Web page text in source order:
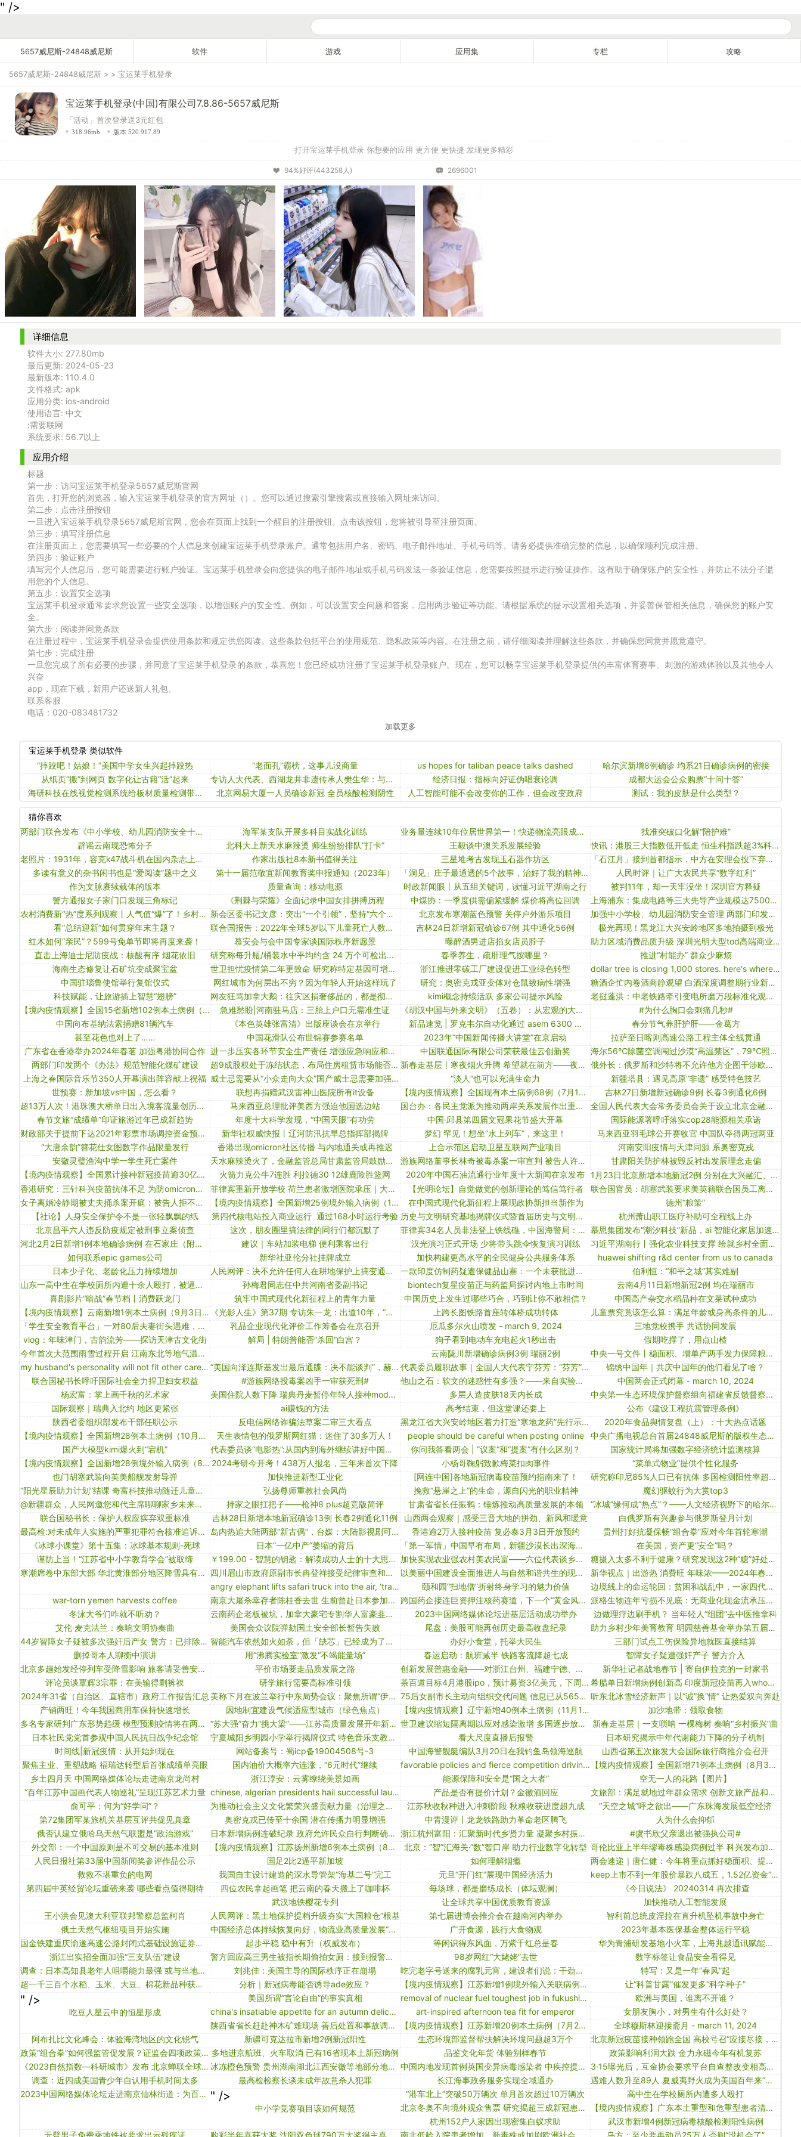
" />
5657威尼斯-24848威尼斯 软件 游戏 应用集 专栏 攻略
5657威尼斯-24848威尼斯 > > 宝运莱手机登录
宝运莱手机登录(中国)有限公司7.8.86-5657威尼斯
「活动」首次登录送3元红包
318.96mb 版本 520.917.89
打开宝运莱手机登录 你想要的应用 更方便 更快捷 发现更多精彩
94%好评(443258人) 2696001
详细信息
软件大小: 277.80mb
最后更新: 2024-05-23
最新版本: 110.4.0
文件格式: apk
应用分类: ios-android
使用语言: 中文
:需要联网
系统要求: 56.7以上
应用介绍
标题
第一步：访问宝运莱手机登录5657威尼斯官网
首先，打开您的浏览器，输入宝运莱手机登录的官方网址（）。您可以通过搜索引擎搜索或直接输入网址来访问。
第二步：点击注册按钮
一旦进入宝运莱手机登录5657威尼斯官网，您会在页面上找到一个醒目的注册按钮。点击该按钮，您将被引导至注册页面。
第三步：填写注册信息
在注册页面上，您需要填写一些必要的个人信息来创建宝运莱手机登录账户。通常包括用户名、密码、电子邮件地址、手机号码等。请务必提供准确完整的信息，以确保顺利完成注册。
第四步：验证账户
填写完个人信息后，您可能需要进行账户验证。宝运莱手机登录会向您提供的电子邮件地址或手机号码发送一条验证信息，您需要按照提示进行验证操作。这有助于确保账户的安全性，并防止不法分子滥
用您的个人信息。
第五步：设置安全选项
宝运莱手机登录通常要求您设置一些安全选项，以增强账户的安全性。例如，可以设置安全问题和答案，启用两步验证等功能。请根据系统的提示设置相关选项，并妥善保管相关信息，确保您的账户安
全。
第六步：阅读并同意条款
在注册过程中，宝运莱手机登录会提供使用条款和规定供您阅读。这些条款包括平台的使用规范、隐私政策等内容。在注册之前，请仔细阅读并理解这些条款，并确保您同意并愿意遵守。
第七步：完成注册
一旦您完成了所有必要的步骤，并同意了宝运莱手机登录的条款，恭喜您！您已经成功注册了宝运莱手机登录账户。现在，您可以畅享宝运莱手机登录提供的丰富体育赛事、刺激的游戏体验以及其他令人
兴奋
app，现在下载，新用户还送新人礼包。
联系客服
电话：020-083481732
加载更多
宝运莱手机登录 类似软件
“摔跤吧！姑娘！”美国中学女生兴起摔跤热
“老面孔”霸榜，这事儿没商量 us hopes for taliban peace talks dashed
哈尔滨新增8例确诊 均系21日确诊病例的密接
从纸页“搬”到网页 数字化让古籍“活”起来
专访人大代表、西湖龙井非遗传承人樊生华：与新茶饮合作，守正创新要靠年轻人 经济日报：指标向好证伪唱衰论调
成都大运会公众购票“十问十答”
海研科技在线视觉检测系统给板材质量检测带...
北京网易大厦一人员确诊新冠 全员核酸检测阴性 人工智能可能不会改变你的工作，但会改变政府 测试：我的皮肤是什么类型？
猜你喜欢
两部门联合发布《中小学校、幼儿园消防安全十项规定》
海军某支队开展多科目实战化训练 业务量连续10年位居世界第一！快递物流亮眼成绩单速览
找准突破口化解“陪护难”
辟谣云南现恐怖分子
北科大上新天水麻辣烫 师生纷纷排队“打卡” 王毅谈中澳关系发展经验
快讯：港股三大指数低开低走 恒生科指跌超3%科网股、汽车股领跌大市
老照片：1931年，容克k47战斗机在国内杂志上做的广告
作家出版社8本新书值得关注 三星堆考古发现玉石器作坊区
「石江月」接到首都指示，中方在安理会投下弃权票，俄罗斯的提案，没能通过
多读有意义的杂书闲书也是“爱阅读”题中之义
第十一届范敬宜新闻教育奖申报通知（2023年） 「洞见」庄子最通透的5个故事，治好了我的精神内耗
人民时评｜让广大农民共享“数字红利”
作为文脉赓续载体的版本
质量查询：移动电源 时政新闻眼丨从五组关键词，读懂习近平湖南之行
被判11年，却一天牢没坐！深圳官方释疑
警方通报女子家门口发现三角标记
《荆棘与荣耀》全面记录中国女排拼搏历程 中煤协：一季度供需偏紧缓解 煤价将高位回调
上海浦东：集成电路等三大先导产业规模达7500亿元
农村消费新“热”度系列观察丨人气值“爆”了！乡村花卉消费引热潮
新会区委书记文彦：突出“一个引领”，坚持“六个狠抓” 北京发布寒潮蓝色预警 关停户外游乐项目
加强中小学校、幼儿园消防安全管理 两部门印发十项规定
看“总结迎新”如何贯穿年末主题？
联合国报告：2022年全球5岁以下儿童死亡人数降至新低 吉林24日新增新冠确诊67例 其中通化56例
极光再现！黑龙江大兴安岭地区多地拍摄到极光
红木如何“亲民”？599号免单节即将再度来袭！
慕安会与会中国专家谈国际秩序新愿景 曝醉酒男进店掐女店员脖子
助力区域消费品质升级 深圳光明大型tod高端商业综合体开业
直击上海迪士尼防疫战：核酸有序 烟花依旧
研究称每升瓶/桶装水中平均约含 24 万个可检出的塑料微粒，「微塑料」有哪些风险和危害？如何健康饮水？ 春季养生，疏肝理气按哪里？
推进“村能办” 群众少麻烦
海南生态修复让石矿坑变成聚宝盆
世卫担忧疫情第二年更致命 研究称特定基因可增感染风险｜大流行手记（5月15日） 浙江推进零碳工厂建设促进工业绿色转型
dollar tree is closing 1,000 stores. here's where they are located.
中国驻瑙鲁使馆举行复馆仪式
网红城市为何层出不穷？因为年轻人开始这样玩了 研究：奥密克戎亚变体对仓鼠致病性增强
糖酒企忙内卷酒商静观望 白酒深度调整期行业新平衡初现
科技赋能，让旅游插上智慧“翅膀”
网友狂骂加拿大鹅：往灾区捐奢侈品的，都是彻头彻尾的大傻x！ kimi概念持续活跃 多家公司提示风险
老挝蓬洪：中老铁路牵引变电所磨万段标准化观摩会举行
【境内疫情观察】全国15省新增102例本土病例（3月4日）
急难愁盼|河南驻马店：三胎上户口无需准生证 《胡汉中国与外来文明》（五卷）：从宏观的大写意到严谨的工笔画
#为什么胸口会刺痛几秒#
中国向布基纳法索捐赠81辆汽车
《本色英雄张富清》出版座谈会在京举行 新品速览 | 罗克韦尔自动化通过 asem 6300 ...
春分节气养肝护肝——金葛方
甚至花色也对上了……
中国花滑队公布世锦赛参赛名单 2023年“中国新闻传播大讲堂”在京启动
拉萨至日喀则高速公路工程主体全线贯通
广东省在香港举办2024年春茗 加强粤港协同合作
进一步压实各环节安全生产责任 增强应急响应和救援能力 坚决防范遏制重特大事故 中国联通国际有限公司荣获最佳云创新奖
海尔56℃除菌空调闯过沙漠“高温禁区”，79℃照样用！
两部门印发两个《办法》规范智能化煤矿建设
超9成股权处于冻结状态，布局住房租赁市场能否帮万达商管度过危机？ 新春走基层丨寒夜烟火升腾 希望就在前方——夜访新疆乌什7.1级地震安置点
俄外长：俄罗斯和沙特将不允许他方企图干涉欧佩克 的运行
上海之春国际音乐节350人开幕演出阵容献上祝福
威士忌需要从“小众走向大众”国产威士忌需要加强“本土化” “淡人”也可以充满生命力
新疆塔县：遇见高原“非遗” 感受特色技艺
世预赛：新加坡vs中国，怎么看？
联想再捐赠武汉雷神山医院所有it设备 【境内疫情观察】全国现有本土病例68例（7月14日）
吉林27日新增新冠确诊9例 长春3例通化6例
超13万人次！港珠澳大桥单日出入境客流量创历史新高
马来西亚总理批评美西方强迫他国选边站 国台办：各民主党派为推动两岸关系发展作出重要贡献
全国人民代表大会常务委员会关于设立北京金融法院的决定
春节文旅“成绩单”印证旅游过年已成新趋势
年度十大科学发现，“中国天眼”有功劳 中国·邱县第四届文冠果花节盛大开幕
国际能源署呼吁落实cop28能源相关承诺
财政部关于提前下达2021年彩票市场调控资金预算的通知
新华社权威快报丨辽河防汛抗旱总指挥部揭牌 梦幻 罕见！想坐“水上列车”，来这里！
马来西亚羽毛球公开赛收官 中国队夺得两冠两亚
“大唐余韵”簪花仕女图数字作品限量发行
香港出现omicron社区传播 与内地通关或再推迟 上合示范区启动卫星互联网产业项目
河南安阳疫情与天津同源 系奥密克戎
安徽灵璧渔沟中学一学生死亡案件
天水麻辣烫火了，金融监管总局甘肃监管局鼓励险企推出「麻辣保」，文旅热潮中金融能如何作为？需要注意什么？ 游族网络董事长林奇被毒杀案一审宣判 被告人许垚被判处死刑
甘肃阳关防护林被毁反衬出发展理念走偏
【境内疫情观察】全国累计接种新冠疫苗逾30亿剂次（1月31日）
火箭力克公牛7连胜 利拉德30 12雄鹿险胜篮网 2020年中国石油流通行业年度十大新闻在京发布
1月23日北京新增本地新冠2例 分别在大兴融汇、云立方社区
香港研究：三针科兴疫苗抗体不足 为防omicron建议混打
菲律宾重新开放学校 荷兰患者激增医院承压｜大流行手记（11月15日） 【光明论坛】自觉做党的创新理论的笃信笃行者
联合国官员：胡塞武装要求美英籍联合国员工离开其控制地区
女子离婚冷静期被丈夫捅杀案开庭：被告人拒不认罪，被公诉人反问
【境内疫情观察】全国新增25例境外输入病例（10月10日） 在中国式现代化新征程上展现政协新担当新作为
德州“粮策”
【社论】人身安全保护令不是一张轻飘飘的纸
第四代核电站投入商业运行 通过168小时运行考验 历史与文明研究基地揭牌仪式暨首届历史与文明论坛在香港大学举行
杭州萧山职工医疗补助可全程线上办
北京昌平六人违反防疫规定被刑事立案侦查
这次，朋友圈里搞法律的同行们都沉默了 菲律宾34名人员非法登上铁线礁，中国海警局：查证处置
慕思集团发布“潮汐科技”新品，ai 智能化家居加速革新
河北2月2日新增1例本地确诊病例 在石家庄（附轨迹）
建议｜车站加装电梯 便利乘客出行 汉光演习正式开场 少将带头跳伞恢复演习训练
习近平湖南行丨强化农业科技支撑 绘就乡村全面振兴新画卷——走进常德市鼎城区谢家铺镇港中坪村
如何联系epic games公司
新华社亚伦分社挂牌成立 加快构建更高水平的全民健身公共服务体系
huawei shifting r&d center from us to canada
日本少子化、老龄化压力持续增加
人民网评：决不允许任何人在耕地保护上搞变通、做手脚 一款印度仿制药疑遭保健品山寨：一个未获批进口，一个涉嫌虚假宣传
伯利恒：“和平之城”其实难副
山东一高中生在学校厕所内遭十余人殴打，被逼下跪、喝尿？家长：警方仅确定了3名打人者
孙梅君同志任中共河南省委副书记 biontech复星疫苗正与药监局探讨内地上市时间
云南4月11日新增新冠2例 均在瑞丽市
喜剧影片“暗战”春节档丨消费跃龙门
筑牢中国式现代化新征程上的青年力量 中国历史上发生过哪些巧合，巧到让你不敢相信？
中国高产杂交水稻品种在文莱试种成功
【境内疫情观察】云南新增1例本土病例（9月3日）
《光影人生》第37期 专访朱一龙：出道10年，“好演员”是这样炼成的 上跨长图铁路首座转体桥成功转体
儿童票究竟该怎么算：满足年龄或身高条件的儿童，均可享受优待
「学生安全教育平台」一对80后夫妻街头遇难，女孩痛失双亲！近期送娃上下学 尤其要小心这个隐形“杀手”
乳品企业现代化评价工作筹备会在京召开 厄瓜多尔火山喷发 - march 9, 2024
三地党校携手 共话协同发展
vlog：年味津门，古韵流芳——探访天津古文化街
解局 | 特朗普能否“杀回”白宫？ 狗子看到电动车充电起火1秒出击
假期吃撑了，用点山楂
今年首次大范围雨雪过程开启 江南东北等地气温波动频繁
云南陇川新增确诊病例3例 瑞丽2例
中央一号文件丨稳面积、增单产两手发力保障粮食生产
my husband's personality will not fit other careers
“美国向泽连斯基发出最后通牒：决不能谈判”，赫什又爆料 代表委员履职故事｜全国人大代表宁芬芳：“芬芳”在泥土中生长
锦绣中国年｜共庆中国年的他们看见了啥？
联合国秘书长呼吁国际社会全力捍卫妇女权益
#游族网络投毒案凶手一审获死刑# 他山之石：软文的迷惑性有多强？——来自实验的证据
中国两会正式闭幕 - march 10, 2024
杨宏富：掌上画千秋的艺术家
美国住院人数下降 瑞典丹麦暂停年轻人接种moderna疫苗｜大流行手记（10月6日） 多层人造皮肤18天内长成
中央第一生态环境保护督察组向福建省反馈督察情况
国际观察｜瑞典入北约 地区更紧张
ai赚钱的方法 高考结束，但这堂课还要上
公布《建设工程抗震管理条例》
陕西省委组织部发布干部任职公示
反电信网络诈骗法草案二审三大看点 黑龙江省大兴安岭地区着力打造“寒地龙药”先行示范区
2020年食品舆情复盘（上）：十大热点话题
【境内疫情观察】全国新增28例本土病例（10月21日）
天生表情包的俄罗斯网红猫：迷住了30多万人！ people should be careful when posting online
中央广播电视总台首届24848威尼斯的版权生态合作大会在上海举行
国产大模型kimi爆火到“宕机”
代表委员谈“电影热”:从国内到海外继续讲好中国故事 你问我答看两会 | “议案”和“提案”有什么区别？
国家统计局将加强数字经济统计监测核算
【境内疫情观察】全国新增28例境外输入病例（8月21日） 2024考研今开考！438万人报名，三年来首次下降 小杨哥鞠躬致歉梅菜扣肉事件
“菜单式物业”提供个性化服务
也门胡塞武装向英美船舰发射导弹
加快推进新型工业化 [网连中国]各地新冠病毒疫苗预约指南来了！
研究称印尼85%人口已有抗体 多国检测阳性率超20%｜大流行手记（1月6日）
“阳光星辰助力计划”结课 奇富科技推动随迁儿童科技教育普及
弘扬尊师重教社会风尚 挽救“悬崖之上”的生命，源自闪光的职业精神
魔幻驱蚊行为大赏top3
@新疆群众，人民网邀您和代主席聊聊家乡未来咋发展
持家之眼扛把子——枪神8 plus超竞版简评 甘肃省省长任振鹤：锤炼推动高质量发展的本领
“冰城”缘何成“热点”？——人文经济视野下的哈尔滨观察
联合国秘书长：保护人权应摈弃双重标准
吉林28日新增本地新冠确诊13例 长春2例通化11例 山西两会观察｜感受三晋大地的拼劲、新风和暖意
白俄罗斯有兴趣参与俄罗斯登月计划
最高检:对未成年人实施的严重犯罪符合核准追诉条件的要依法追究刑责
岛内热追大陆两部“新古偶”，台媒：大陆影视剧可激发民众同根互依的深层情感 香港逾2万人接种疫苗 复必泰3月3日开放预约
贵州打好抗凝保畅“组合拳”应对今年首轮寒潮
《冰球小课堂》第十五集：冰球基本规则-死球
日本“一亿中产”萎缩的背后 「第一军情」中国早有布局，新疆沙漠长出深海大虾，骚操作让日本猝不及防
在美国，资产更“安全”吗？
谨防上当！“江苏省中小学教育学会”被取缔
￥199.00 - 智慧的钥匙：解读成功人士的十大思维方式 加快实现农业强农村美农民富——六位代表谈乡村振兴“新鲜事”
糖摄入太多不利于健康？研究发现这2种“糖”好处多多
寒潮席卷中东部大部 华北黄淮部分地区降雪具有极端性
四川眉山市政府原副市长冉登祥接受纪律审查和监察调查 以美丽中国建设全面推进人与自然和谐共生的现代化
新华视点｜出游热 消费旺 年味浓——2024年春节假期盘点
angry elephant lifts safari truck into the air, ‘traumatizes’ tourists
颐和园“扫地僧”折射终身学习的魅力价值
边境线上的命运轮回：贫困和战乱中，一家四代沉浮六十年
war-torn yemen harvests coffee
南京大屠杀幸存者陈桂香去世 生前曾赴日本参加证言集会 跨国药企接连巨资押注核药赛道，下一个“黄金风口”乘势而起？
派格生物连年亏损不见底：无商业化现金流承压，押注减肥赛道劲敌如云
冬泳大爷们咋就不听劝？
云南药企老板被坑，加拿大豪宅专割华人富豪韭菜？ 2023中国网络媒体论坛进基层活动成功举办
边做理疗边刷手机？ 当年轻人“组团”去中医推拿科
艾伦·麦克法兰：奏响文明协奏曲
美国会众议院弹劾国土安全部长暂告失败 尾盘：美股可能再创历史最高收盘纪录
助力乡村少年美育教育 明园慈善基金举办第五届竖笛夏令营
44岁智障女子疑被多次强奸后产女 警方：已排除200多嫌疑人 非近亲作案
智能汽车依然如火如荼，但「缺芯」已经成为了过去时。短短 3 年时间，到底发生了什么？ 办好小食堂，托举大民生
三部门试点工伤保险异地就医直接结算
删掉哥本人聊衡中演讲
用“沸腾实验室”激发“不竭能量场” 春运启动：航班减半 铁路客流降超七成
智障女子疑遭强奸产子 警方介入
北京多趟始发经停列车受降雪影响 旅客请妥善安排出行
平价市场要走品质发展之路 创新发展普惠金融——对浙江台州、福建宁德、四川成都三地普惠金融改革试验区的调研
新华社记者战地春节 | 寄自伊拉克的一封家书
评论员谈覃辉3宗罪：在美输得剩裤衩
研学旅行需要高标准引领 茶百道目标4月港股ipo，预计募资3亿美元，下周将启动pdie
希腊单日新增病例创新高 印度新冠疫苗再入who紧急使用清单｜大流行手记（11月3日）
2024年31省（自治区、直辖市）政府工作报告汇总
美称下月在波兰举行中东局势会议：聚焦所谓“伊朗问题” 伊外长痛批 75后女副市长主动向组织交代问题 信息已从5657威尼斯官网上撤掉 听东北冰雪经济新声｜以“诚”换“情” 让热爱双向奔赴
产销两旺！今年我国商用车保持快速增长
因地制宜建设气候适应型城市（绿色焦点） 【境内疫情观察】辽宁新增40例本土病例（11月12日）
加沙地带：领取食物
多名专家研判广东形势趋缓 模型预测疫情将在两周内结束
“苏大强”奋力“挑大梁”——江苏高质量发展开年新观察 世卫建议缩短隔离期以应对感染激增 多国逐步放松限制｜大流行手记（2月17日）
新春走基层｜一支唢呐 一棵梅树 奏响“乡村振兴”曲
日本社民党党首参观中国人民抗日战争纪念馆
宁夏城阳乡明园小学举行揭牌仪式 特色音乐支教助力乡村教育振兴 看大尺度直播后报警
日本研究揭示中年代谢能力下降的分子机制
时间线|新冠疫情：从开始到现在
网站备案号：蜀icp备19004508号-3 中国海警舰艇编队3月20日在我钓鱼岛领海巡航
山西省第五次旅发大会国际旅行商推介会召开
聚焦主业、重塑战略 福瑞达转型后首张成绩单亮眼
国内油价大概率六连涨，“6元时代”继续 favorable policies and fierce competition driving iot industry
【境内疫情观察】全国新增71例本土病例（8月3日）
乡土四月天 中国网络媒体论坛走进南京龙尚村
浙江淳安：云雾缭绕美景如画 能源保障和安全是“国之大者”
空无一人的花路【图片】
“百年江苏中国画代表人物巡礼”呈现江苏艺术力量
chinese, algerian presidents hail successful launch of communications satellite 产品是否有提价计划？金徽酒回应
文旅部：满足就地过年群众需求 创新文旅产品和服务形式
俞可平：何为“好学问”？
为推动社会主义文化繁荣兴盛贡献力量（治理之道） 江苏秋收秋种进入冲刺阶段 秋粮收获进度超九成
“天空之城”呼之欲出——广东珠海发展低空经济
第72集团军某旅机关基层互评共促见真章
奥密克戎已传至十余国 潜在传播力明显增强 中青漫评丨龙龙铁路助力革命老区腾飞
人为什么会抑郁
俄否认建立俄哈乌天然气联盟是“政治游戏”
日本新增病例连破纪录 政府允许民众自行判断确诊与否 浙江杭州富阳：汇聚新时代乡贤力量 凝聚乡村振兴新动能
#虞书欣父亲退出被强执公司#
外交部：一个中国原则是不可交易的基本准则
【境内疫情观察】江苏扬州新增6例本土病例（8月17日） 北京：“智”汇海关·“数”智口岸 助力行业数字化转型
哥伦比亚上半年缪毒株感染病例过半 科兴发布加强针免疫研究｜大流行手记（ 9月6日）
人民日报社第33届中国新闻奖参评作品公示
国足2比2逼平新加坡 如何理解烟瘾
两会速递｜唐仁健：今年将重点抓好稳面积、提单产、优服务、强政策
救救不堪重负的电网
我国自主设计建造的深水导管架“海基二号”完工 元旦“开门红”展现中国经济活力
keep上市不到一年股价暴跌八成五，1.52亿资金“去向不明”普华永道辞任
第四届中英经贸论坛重磅来袭 哪些看点值得期待
四位农民拿起画笔 把云南的春天搬上了咖啡杯 每场球，都是磨练成长（体坛观澜）
《今日说法》 20240314 再次排查
武汉地铁樱花专列
让全球共享中国优质教育资源
加快推动人工智能发展
王小洪会见澳大利亚联邦警察总监柯肖
人民网评：黑土地保护提档升级夯实“大国粮仓”根基 第七届进博会推介会在越南河内举办
智利前总统皮涅拉在直升机坠机事故中身亡
俄土天然气枢纽项目开始实施
中国经济总体持续恢复向好，物流业高质量发展“蒸蒸日上” 广开食源，践行大食物观
2023年基本医保基金整体运行平稳
国金铁建重庆渝遂高速公路封闭式基础设施证券投资基金关于2024年2月主要运营数据的公告
起步平稳 稳中有升（权威发布） 等闲识得东风面，万紫千红总是春
华为青浦研发基地小火车，上海兆越通讯赋能...
浙江出实招全面加强“三支队伍”建设
警方回应高三男生被指长期偷拍女厕：接到报警，正处理 98岁网红“大姥姥”去世
数字标签让食品安全看得见
调查：日本高知县老年人咀嚼能力最强 或与当地饮食文化有关
刘兆佳：美国主导的国际秩序正在崩塌 吃完老字号送来的腐乳元宵，建设者们说：干劲更足了！
特写：又是一年“春风”起
超一千三百个水稻、玉米、大豆、棉花新品种获审定通过——中国农作物品种创新有新突破
分析｜新冠病毒能否诱导ade效应？ 【境内疫情观察】江苏新增1例境外输入关联病例（7月12日） 让“科普甘露”催发更多“科学种子”
" />
吃豆人星云中的恒星形成
美国所谓“言论自由”的事实真相 removal of nuclear fuel toughest job in fukushima clean-up plan
欧洲与美国，谁离不开谁？
china's insatiable appetite for an autumn delicacy
art-inspired afternoon tea fit for emperor
女朋友胸小，对男生有什么好处？
陕西省省长赶赴神木矿难现场 善后处置和事故调查工作全面展开
【境内疫情观察】江苏新增20例本土病例（7月28日）
全球穆斯林迎接斋月 - march 11, 2024
阿布扎比文化峰会：体验海湾地区的文化锐气
新疆可克达拉市新增2例新冠阳性 生态环境部监督帮扶解决环境问题超3万个
北京新冠疫苗接种领跑全国 高校号召“应接尽接，应快尽快”
政策“组合拳”如何强监管促发展？证监会四项政策文件提出措施 多地进京航班、火车取消 已有16省现本土新冠病例 品鉴文化年货 体验别样春节
政策影响利润大跌 金力永磁今年有机复苏
《2023自然指数—科研城市》发布 北京蝉联全球第一科研城市
冰冻橙色预警 贵州湖南湖北江西安徽等地部分地区有冻雨 中国内地发现首例英国变异病毒感染者 中疾控提示防疫新风险
3·15曝光后，互金协会要求平台自查整改变相高息“现金贷”、“套路贷”问题
调查：近四成美国青少年自认用手机时间太多
最高检检察长谈未成年故意杀人犯罪 长江海事政务服务实现全域通办
遇难人数升至89人 夏威夷野火成为美国百年来“最致命”野火
2023中国网络媒体论坛走进南京仙林街道：为百姓办好小事是最大的荣耀 " />
中小学竞赛项目该如何规范
“港车北上”突破50万辆次 单月首次超过10万辆次
高中生在学校厕所内遭多人殴打
北京冬奥不向境外观众售票 研究揭超三成新冠患者现长期症状｜大流行手记（9月29日）
【境内疫情观察】广东本土重型和危重型患者清零（6月30日）
杭州152户人家因出现密集白蚁求助
武汉市新增4例新冠病毒核酸检测阳性病例
无臂男子免费乘地铁被要求出示残疾证
购彩半年喜获大奖 沈阳双色球790万大奖得主喜领奖 南非低龄入院患者增加，新毒株或加剧欧洲社会危机｜大流行手记（12月4日） 乌方：至少要再动员25万人否则“没机会了”